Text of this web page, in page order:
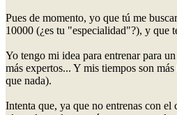
Pues de momento, yo que tú me
10000 (¿es tu "especialidad"?), y que
Yo tengo mi idea para entrenar para
más expertos... Y mis tiempos son
que nada).
Intenta que, ya que no entrenas con